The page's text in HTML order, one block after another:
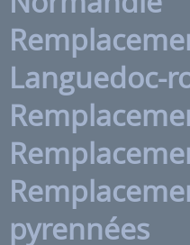
Languedoc-
pyrennées